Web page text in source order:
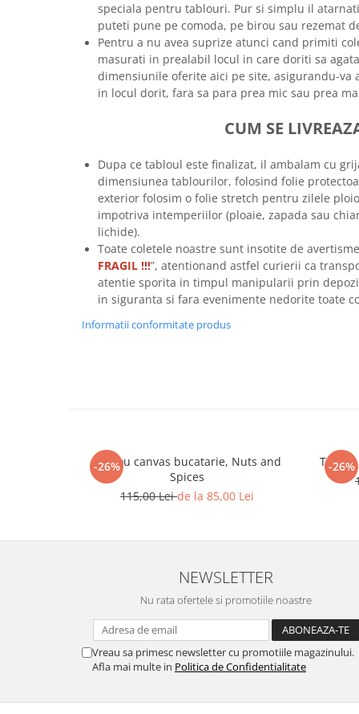
Tricouri biciclisti
Tricouri biciclisti MTB
Tricouri biciclisti BMX
Tricouri biciclisti downhill
Tricouri skateboard
speciala pentru tablouri. Pur si simplu il
puteti pune pe comoda, pe birou sau rezemat
Pentru a nu avea suprize atunci cand primiti
masurati in prealabil locul in care doriti sa
dimensiunile oferite aici pe site, asigurandu-va
in locul dorit, fara sa para prea mic sau prea
CUM SE
Dupa ce tabloul este finalizat, il ambalam cu
dimensiunea tablourilor, folosind folie
exterior folosim o folie stretch pentru zilele
impotriva intemperiilor (ploaie, zapada sau
lichide).
Toate coletele noastre sunt insotite de
FRAGIL !!!”, atentionand astfel curierii ca
atentie sporita in timpul manipularii prin
in siguranta si fara evenimente nedorite toate
Informatii conformitate produs
-26%
Tablou canvas bucatarie, Nuts and
Spices
115,00 Leide la 85,00 Lei
-26%
NEWSLETTER
Nu rata ofertele si promotiile noastre
Vreau sa primesc newsletter cu promotiile magazinului.
Afla mai multe in Politica de Confidentialitate